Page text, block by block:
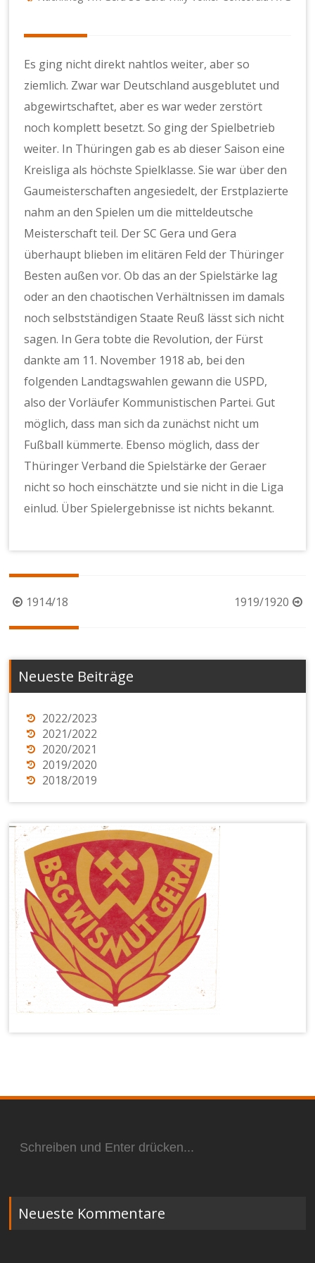
Es ging nicht direkt nahtlos weiter, aber so
ziemlich. Zwar war Deutschland ausgeblutet und
abgewirtschaftet, aber es war weder zerstört
noch komplett besetzt. So ging der Spielbetrieb
weiter. In Thüringen gab es ab dieser Saison eine
Kreisliga als höchste Spielklasse. Sie war über den
Gaumeisterschaften angesiedelt, der Erstplazierte
nahm an den Spielen um die mitteldeutsche
Meisterschaft teil. Der SC Gera und Gera
überhaupt blieben im elitären Feld der Thüringer
Besten außen vor. Ob das an der Spielstärke lag
oder an den chaotischen Verhältnissen im damals
noch selbstständigen Staate Reuß lässt sich nicht
sagen. In Gera tobte die Revolution, der Fürst
dankte am 11. November 1918 ab, bei den
folgenden Landtagswahlen gewann die USPD,
also der Vorläufer Kommunistischen Partei. Gut
möglich, dass man sich da zunächst nicht um
Fußball kümmerte. Ebenso möglich, dass der
Thüringer Verband die Spielstärke der Geraer
nicht so hoch einschätzte und sie nicht in die Liga
einlud. Über Spielergebnisse ist nichts bekannt.
Beitragsnavigation
1914/18 1919/1920
Neueste Beiträge
2022/2023
2021/2022
2020/2021
2019/2020
2018/2019
nach:
Neueste Kommentare